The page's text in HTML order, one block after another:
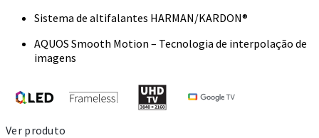
Sistema de altifalantes HARMAN/KARDON®
AQUOS Smooth Motion – Tecnologia de interpolação de
imagens
Ver produto